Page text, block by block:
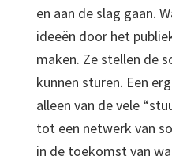
en aan de slag gaan.
ideeën door het
maken. Ze stellen de
kunnen sturen. Een
alleen van de vele
tot een netwerk van
in de toekomst van